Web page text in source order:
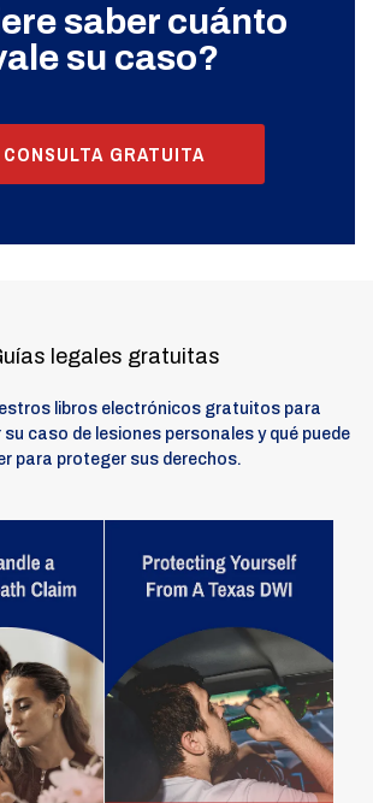
saber cuánto
su caso?
CONSULTA GRATUITA
legales gratuitas
libros electrónicos gratuitos para
caso de lesiones personales y qué puede
para proteger sus derechos.